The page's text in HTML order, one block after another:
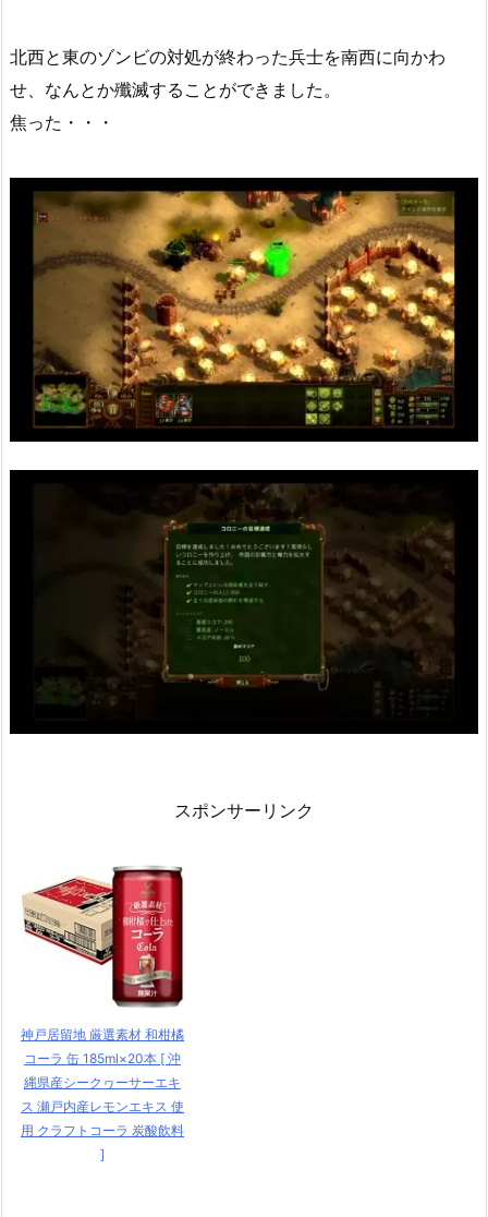
北西と東のゾンビの対処が終わった兵士を南西に向かわ
せ、なんとか殲滅することができました。
焦った・・・
スポンサーリンク
神戸居留地 厳選素材 和柑橘
コーラ 缶 185ml×20本 [ 沖
縄県産シークヮーサーエキ
ス 瀬戸内産レモンエキス 使
用 クラフトコーラ 炭酸飲料
]